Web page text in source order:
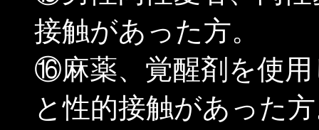
接触があった方。
⑯麻薬、覚醒剤を使
と性的接触があった